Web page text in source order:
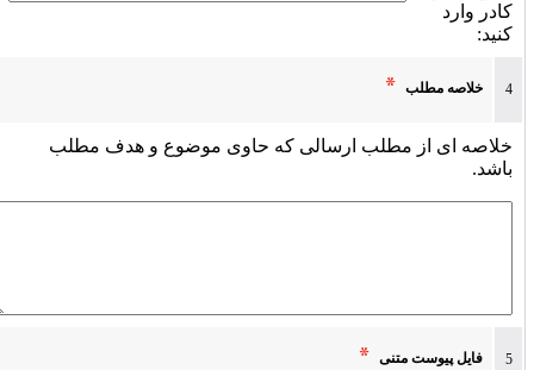
کادر وارد
کنید:
خلاصه مطلب
خلاصه ای از مطلب ارسالی که حاوی موضوع و هدف مطلب
باشد.
فایل پیوست متنی